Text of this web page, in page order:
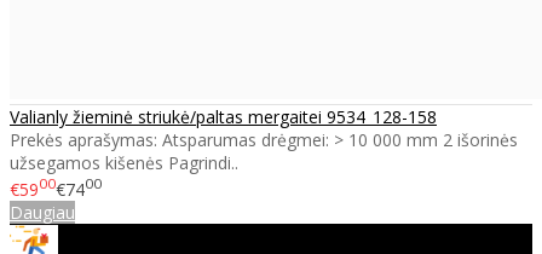
Valianly žieminė striukė/paltas mergaitei 9534_128-158
Prekės aprašymas: Atsparumas drėgmei: > 10 000 mm 2 išorinės
užsegamos kišenės Pagrindi..
€5900€7400
Daugiau